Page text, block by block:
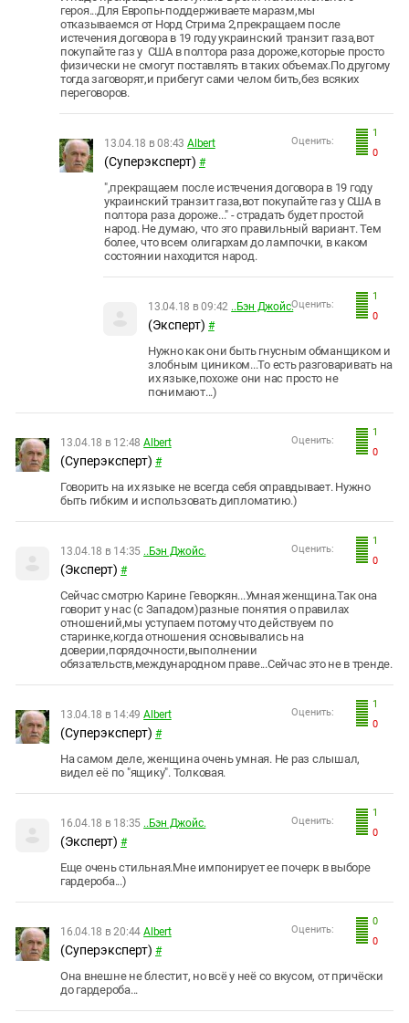
героя...Для Европы-поддерживаете маразм,мы
отказываемся от Норд Стрима 2,прекращаем после
истечения договора в 19 году украинский транзит газа,вот
покупайте газ у США в полтора раза дороже,которые просто
физически не смогут поставлять в таких объемах.По другому
тогда заговорят,и прибегут сами челом бить,без всяких
переговоров.
1
0
Оценить:
13.04.18 в 08:43 Albert
(Суперэксперт) #
",прекращаем после истечения договора в 19 году
украинский транзит газа,вот покупайте газ у США в
полтора раза дороже..." - страдать будет простой
народ. Не думаю, что это правильный вариант. Тем
более, что всем олигархам до лампочки, в каком
состоянии находится народ.
1
0
Оценить:
13.04.18 в 09:42 ..Бэн Джойс.
(Эксперт) #
Нужно как они быть гнусным обманщиком и
злобным циником...То есть разговаривать на
их языке,похоже они нас просто не
понимают...)
1
0
Оценить:
13.04.18 в 12:48 Albert
(Суперэксперт) #
Говорить на их языке не всегда себя оправдывает. Нужно
быть гибким и использовать дипломатию.)
1
0
Оценить:
13.04.18 в 14:35 ..Бэн Джойс.
(Эксперт) #
Сейчас смотрю Карине Геворкян...Умная женщина.Так она
говорит у нас (с Западом)разные понятия о правилах
отношений,мы уступаем потому что действуем по
старинке,когда отношения основывались на
доверии,порядочности,выполнении
обязательств,международном праве...Сейчас это не в тренде.
1
0
Оценить:
13.04.18 в 14:49 Albert
(Суперэксперт) #
На самом деле, женщина очень умная. Не раз слышал,
видел её по "ящику". Толковая.
1
0
Оценить:
16.04.18 в 18:35 ..Бэн Джойс.
(Эксперт) #
Еще очень стильная.Мне импонирует ее почерк в выборе
гардероба...)
0
0
Оценить:
16.04.18 в 20:44 Albert
(Суперэксперт) #
Она внешне не блестит, но всё у неё со вкусом, от причёски
до гардероба...